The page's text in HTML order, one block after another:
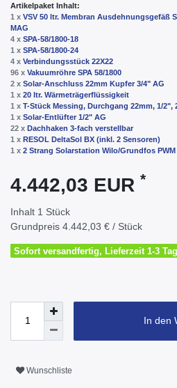
Artikelpaket Inhalt:
1 x VSV 50 ltr. Membran Ausdehnungsgefäß
MAG
4 x SPA-58/1800-18
1 x SPA-58/1800-24
4 x Verbindungsstück 22X22
96 x Vakuumröhre SPA 58/1800
2 x Solar-Anschluss 22mm Kupfer 3/4" AG
1 x 20 ltr. Wärmeträgerflüssigkeit
1 x T-Stück Messing, Durchgang 22mm, 1/2",
1 x Solar-Entlüfter 1/2" AG
22 x Dachhaken 3-fach verstellbar
1 x RESOL DeltaSol BX (inkl. 2 Sensoren)
1 x 2 Strang Solarstation Wilo/Grundfos PWM
4.442,03 EUR *
Inhalt 1 Stück
Grundpreis 4.442,03 € / Stück
Sofort versandfertig, Lieferzeit 1-3
In den
Wunschliste